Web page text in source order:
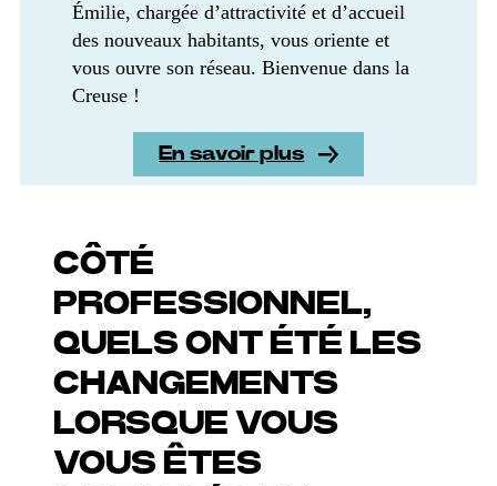
Émilie, chargée d’attractivité et d’accueil
des nouveaux habitants, vous oriente et
vous ouvre son réseau. Bienvenue dans la
Creuse !
En savoir plus
CÔTÉ
PROFESSIONNEL,
QUELS ONT ÉTÉ LES
CHANGEMENTS
LORSQUE VOUS
VOUS ÊTES